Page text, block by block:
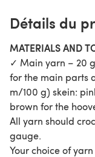
Détails du
MATERIALS AND
✓ Main yarn – 20
for the main parts
m/100 g) skein:
brown for the
All yarn should
gauge.
Your choice of